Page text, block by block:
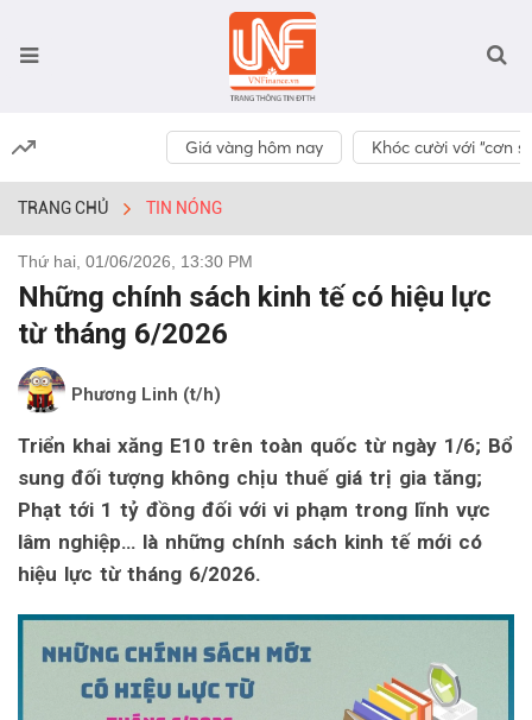
Giá vàng hôm nay Khóc cười với “cơn
TRANG CHỦ TIN NÓNG
Thứ hai, 01/06/2026, 13:30 PM
Những chính sách kinh tế có hiệu lực
từ tháng 6/2026
Phương Linh (t/h)
Triển khai xăng E10 trên toàn quốc từ ngày 1/6; Bổ
sung đối tượng không chịu thuế giá trị gia tăng;
Phạt tới 1 tỷ đồng đối với vi phạm trong lĩnh vực
lâm nghiệp… là những chính sách kinh tế mới có
hiệu lực từ tháng 6/2026.